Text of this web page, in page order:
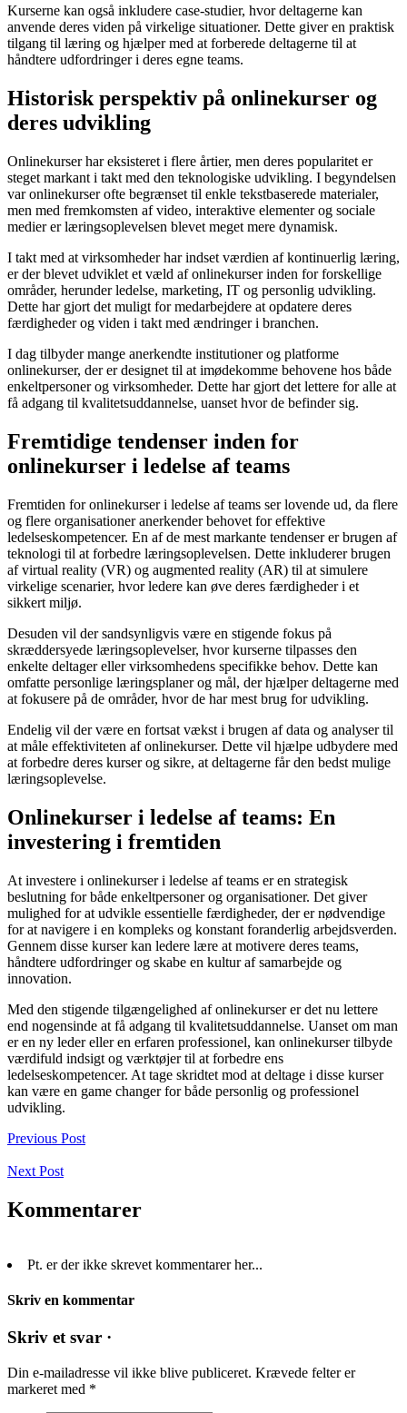
Kurserne kan også inkludere case-studier, hvor deltagerne kan
anvende deres viden på virkelige situationer. Dette giver en praktisk
tilgang til læring og hjælper med at forberede deltagerne til at
håndtere udfordringer i deres egne teams.
Historisk perspektiv på onlinekurser og
deres udvikling
Onlinekurser har eksisteret i flere årtier, men deres popularitet er
steget markant i takt med den teknologiske udvikling. I begyndelsen
var onlinekurser ofte begrænset til enkle tekstbaserede materialer,
men med fremkomsten af video, interaktive elementer og sociale
medier er læringsoplevelsen blevet meget mere dynamisk.
I takt med at virksomheder har indset værdien af kontinuerlig læring,
er der blevet udviklet et væld af onlinekurser inden for forskellige
områder, herunder ledelse, marketing, IT og personlig udvikling.
Dette har gjort det muligt for medarbejdere at opdatere deres
færdigheder og viden i takt med ændringer i branchen.
I dag tilbyder mange anerkendte institutioner og platforme
onlinekurser, der er designet til at imødekomme behovene hos både
enkeltpersoner og virksomheder. Dette har gjort det lettere for alle at
få adgang til kvalitetsuddannelse, uanset hvor de befinder sig.
Fremtidige tendenser inden for
onlinekurser i ledelse af teams
Fremtiden for onlinekurser i ledelse af teams ser lovende ud, da flere
og flere organisationer anerkender behovet for effektive
ledelseskompetencer. En af de mest markante tendenser er brugen af
teknologi til at forbedre læringsoplevelsen. Dette inkluderer brugen
af virtual reality (VR) og augmented reality (AR) til at simulere
virkelige scenarier, hvor ledere kan øve deres færdigheder i et
sikkert miljø.
Desuden vil der sandsynligvis være en stigende fokus på
skræddersyede læringsoplevelser, hvor kurserne tilpasses den
enkelte deltager eller virksomhedens specifikke behov. Dette kan
omfatte personlige læringsplaner og mål, der hjælper deltagerne med
at fokusere på de områder, hvor de har mest brug for udvikling.
Endelig vil der være en fortsat vækst i brugen af data og analyser til
at måle effektiviteten af onlinekurser. Dette vil hjælpe udbydere med
at forbedre deres kurser og sikre, at deltagerne får den bedst mulige
læringsoplevelse.
Onlinekurser i ledelse af teams: En
investering i fremtiden
At investere i onlinekurser i ledelse af teams er en strategisk
beslutning for både enkeltpersoner og organisationer. Det giver
mulighed for at udvikle essentielle færdigheder, der er nødvendige
for at navigere i en kompleks og konstant foranderlig arbejdsverden.
Gennem disse kurser kan ledere lære at motivere deres teams,
håndtere udfordringer og skabe en kultur af samarbejde og
innovation.
Med den stigende tilgængelighed af onlinekurser er det nu lettere
end nogensinde at få adgang til kvalitetsuddannelse. Uanset om man
er en ny leder eller en erfaren professionel, kan onlinekurser tilbyde
værdifuld indsigt og værktøjer til at forbedre ens
ledelseskompetencer. At tage skridtet mod at deltage i disse kurser
kan være en game changer for både personlig og professionel
udvikling.
Previous Post
Next Post
Kommentarer
Pt. er der ikke skrevet kommentarer her...
Skriv en kommentar
Skriv et svar ·
Din e-mailadresse vil ikke blive publiceret. Krævede felter er
markeret med *